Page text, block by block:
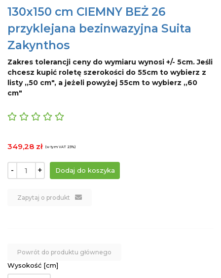
130x150 cm CIEMNY BEŻ 26
przyklejana bezinwazyjna Suita
Zakynthos
Zakres tolerancji ceny do wymiaru wynosi +/- 5cm. Jeśli
chcesz kupić roletę szerokości do 55cm to wybierz z
listy ,,50 cm", a jeżeli powyżej 55cm to wybierz ,,60
cm"
349,28 zł (w tym VAT 23%)
- +
Zapytaj o produkt
Powrót do produktu głównego
Wysokość [cm]